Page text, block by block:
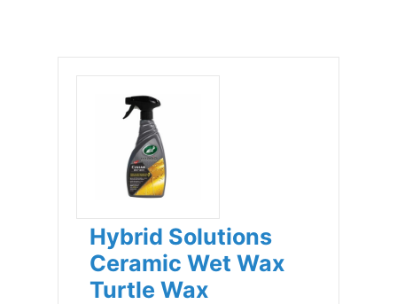
Hybrid Solutions
Ceramic Wet Wax
Turtle Wax